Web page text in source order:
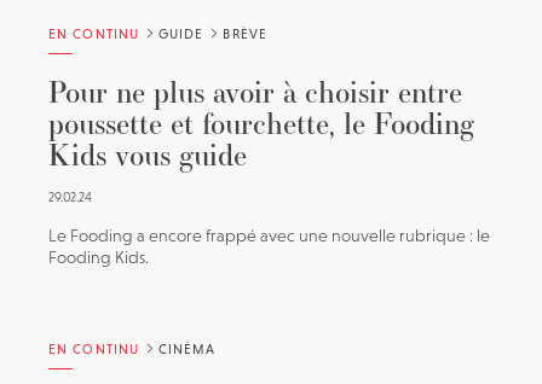
EN CONTINU GUIDE BRÈVE
Pour ne plus avoir à choisir entre
poussette et fourchette, le Fooding
Kids vous guide
29.02.24
Le Fooding a encore frappé avec une nouvelle rubrique : le
Fooding Kids.
EN CONTINU CINÉMA